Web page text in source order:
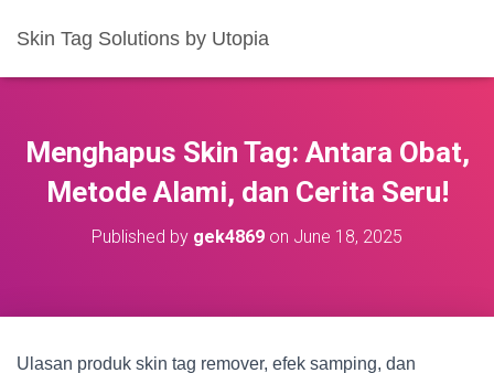
Skin Tag Solutions by Utopia
Menghapus Skin Tag: Antara Obat,
Metode Alami, dan Cerita Seru!
Published by gek4869 on June 18, 2025
Ulasan produk skin tag remover, efek samping, dan